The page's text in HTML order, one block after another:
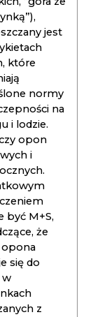
jest
które
normy
na
i lodzie.
opon
i
być M+S,
że
opona
się do
w
z